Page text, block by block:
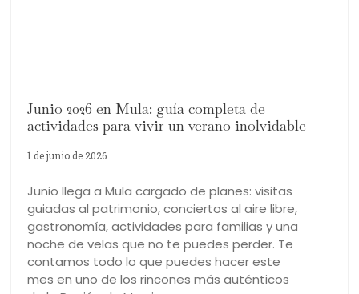
El Hotel Rural El Molino de Felipe, es una magnifica
molino harinero del siglo XVI.
CONTACTO
Ribera de los Molinos, 321, CP: 30170, Mula, Murcia
(Spain)
+34 968 662 013